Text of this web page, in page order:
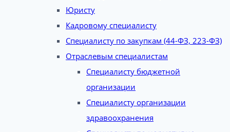
Юристу
Кадровому специалисту
Специалисту по закупкам (44-ФЗ, 223-ФЗ)
Отраслевым специалистам
Специалисту бюджетной
организации
Специалисту организации
здравоохранения